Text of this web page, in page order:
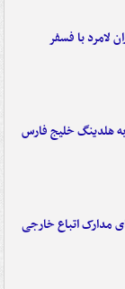
لامرد با فسفر
مدارک اتباع خارجی